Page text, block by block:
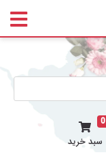
0
سبد خرید